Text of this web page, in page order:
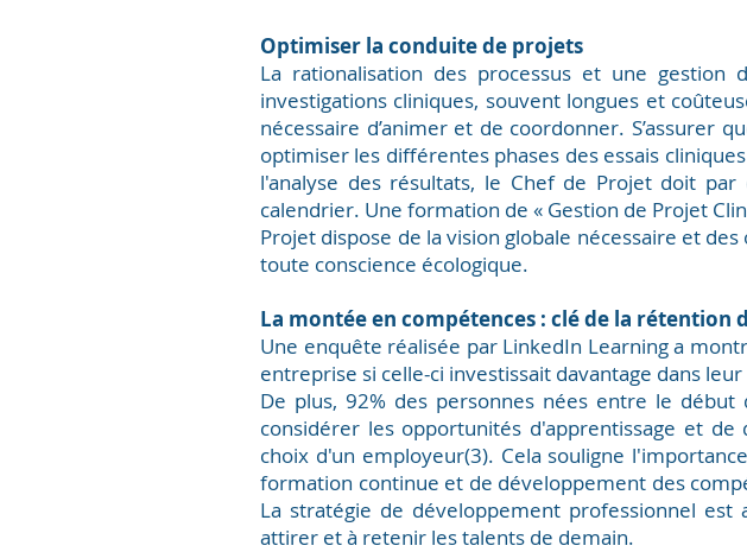
Optimiser la conduite de projets
La rationalisation des processus et une gestion
investigations cliniques, souvent longues et
nécessaire d’animer et de coordonner. S’assurer
optimiser les différentes phases des essais
l'analyse des résultats, le Chef de Projet doit
calendrier. Une formation de « Gestion de Projet
Projet dispose de la vision globale nécessaire et
toute conscience écologique.
La montée en compétences : clé de la rétention
Une enquête réalisée par LinkedIn Learning a
entreprise si celle-ci investissait davantage dans
De plus, 92% des personnes nées entre le
considérer les opportunités d'apprentissage et
choix d'un employeur(3). Cela souligne
formation continue et de développement des
La stratégie de développement professionnel
attirer et à retenir les talents de demain.